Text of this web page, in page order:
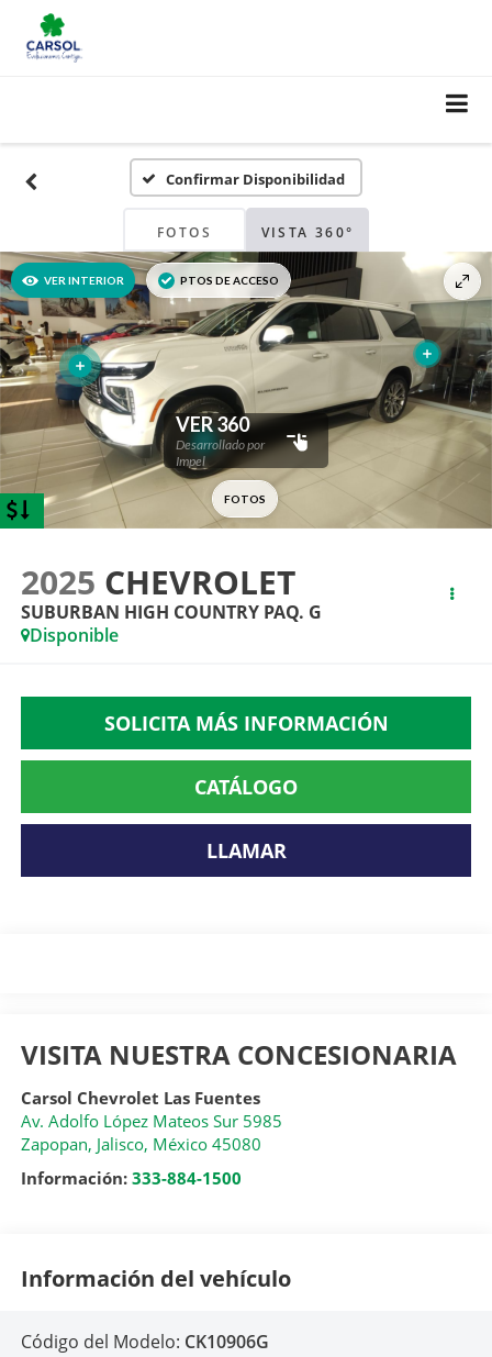
Confirmar Disponibilidad
FOTOS VISTA 360°
2025 CHEVROLET
SUBURBAN HIGH COUNTRY PAQ. G
Disponible
SOLICITA MÁS INFORMACIÓN
CATÁLOGO
LLAMAR
VISITA NUESTRA CONCESIONARIA
Carsol Chevrolet Las Fuentes
Av. Adolfo López Mateos Sur 5985
Zapopan, Jalisco, México 45080
Información: 333-884-1500
Información del vehículo
Código del Modelo: CK10906G